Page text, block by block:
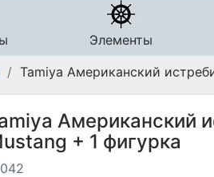
Элементы
/ Tamiya Американский
Американский
+ 1 фигурка